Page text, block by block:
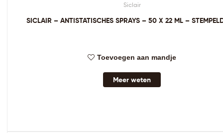
Siclair
SICLAIR – ANTISTATISCHES SPRAYS – 50 X 22 ML –
Toevoegen aan mandje
Meer weten